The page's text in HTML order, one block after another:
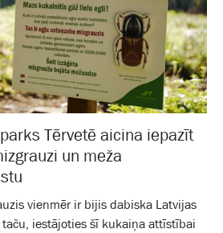
Tērvetē aicina iepazīt
un meža
vienmēr ir bijis dabiska Latvijas
iestājoties šī kukaiņa attīstībai